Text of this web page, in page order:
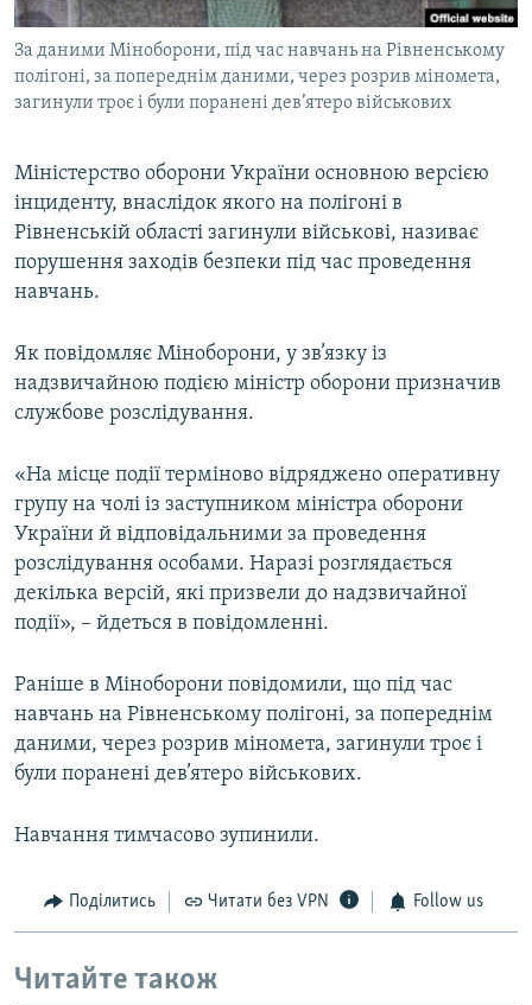
ІНФОГРАФІКА
ДОЛУЧАЙСЯ!
За даними Міноборони, під час навчань на Рівненському
полігоні, за попереднім даними, через розрив міномета,
загинули троє і були поранені дев’ятеро військових
Міністерство оборони України основною версією
інциденту, внаслідок якого на полігоні в
Рівненській області загинули військові, називає
порушення заходів безпеки під час проведення
навчань.
Як повідомляє Міноборони, у зв’язку із
надзвичайною подією міністр оборони призначив
службове розслідування.
«На місце події терміново відряджено оперативну
групу на чолі із заступником міністра оборони
України й відповідальними за проведення
розслідування особами. Наразі розглядається
декілька версій, які призвели до надзвичайної
події», – йдеться в повідомленні.
Раніше в Міноборони повідомили, що під час
навчань на Рівненському полігоні, за попереднім
даними, через розрив міномета, загинули троє і
були поранені дев’ятеро військових.
Навчання тимчасово зупинили.
Поділитись Читати без VPN Follow us
Читайте також